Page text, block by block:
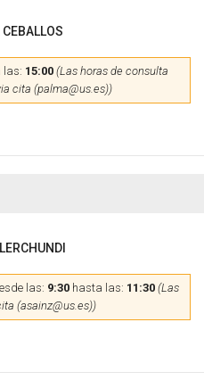
las: 15:00 (Las horas de consulta
cita (palma@us.es))
las: 9:30 hasta las: 11:30 (Las
(asainz@us.es))